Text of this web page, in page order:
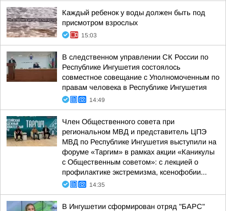
Каждый ребенок у воды должен быть под
присмотром взрослых
15:03
В следственном управлении СК России по
Республике Ингушетия состоялось
совместное совещание с Уполномоченным по
правам человека в Республике Ингушетия
14:49
Член Общественного совета при
региональном МВД и представитель ЦПЭ
МВД по Республике Ингушетия выступили на
форуме «Таргим» в рамках акции «Каникулы
с Общественным советом»: с лекцией о
профилактике экстремизма, ксенофобии...
14:35
В Ингушетии сформирован отряд "БАРС"